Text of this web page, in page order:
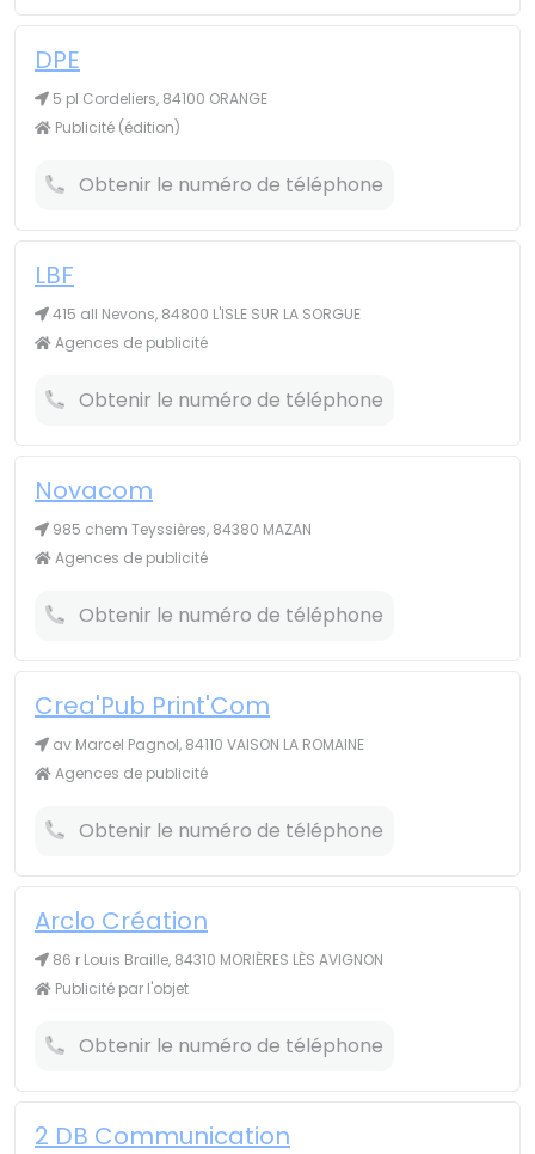
DPE
5 pl Cordeliers, 84100 ORANGE
Publicité (édition)
Obtenir le numéro de téléphone
LBF
415 all Nevons, 84800 L'ISLE SUR LA SORGUE
Agences de publicité
Obtenir le numéro de téléphone
Novacom
985 chem Teyssières, 84380 MAZAN
Agences de publicité
Obtenir le numéro de téléphone
Crea'Pub Print'Com
av Marcel Pagnol, 84110 VAISON LA ROMAINE
Agences de publicité
Obtenir le numéro de téléphone
Arclo Création
86 r Louis Braille, 84310 MORIÈRES LÈS AVIGNON
Publicité par l'objet
Obtenir le numéro de téléphone
2 DB Communication